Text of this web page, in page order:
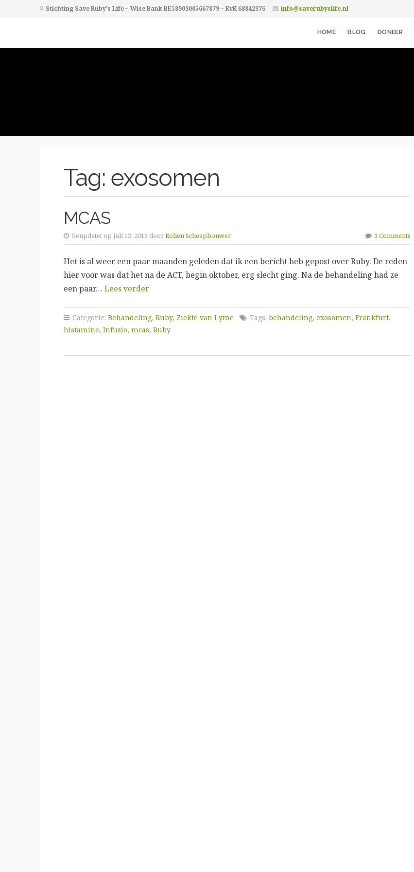
Stichting Save Ruby's Life ~ Wise Bank BE58903005667879 ~ KvK 68842376 info@saverubyslife.nl
HOME BLOG DONEER
Tag: exosomen
MCAS
Geüpdatet op juli 13, 2019 doorRolien Scheepbouwer 3 Comments
Het is al weer een paar maanden geleden dat ik een bericht heb gepost over Ruby. De reden
hier voor was dat het na de ACT, begin oktober, erg slecht ging. Na de behandeling had ze
een paar… Lees verder
Categorie: Behandeling, Ruby, Ziekte van Lyme Tags: behandeling, exosomen, Frankfurt,
histamine, Infusio, mcas, Ruby